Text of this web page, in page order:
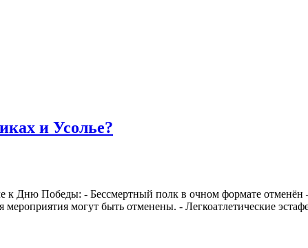
и Усолье?
к Дню Победы: - Бессмертный полк в очном формате
могут быть отменены. - Легкоатлетические